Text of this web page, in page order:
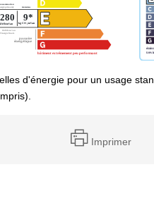
d'énergie pour un usage
Imprimer